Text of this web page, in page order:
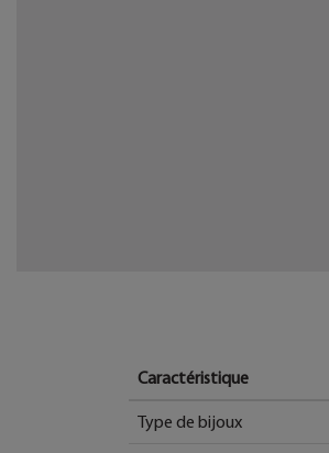
Caractéristique
Type de bijoux